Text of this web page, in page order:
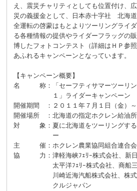
え、震災チャリティとしても位置付け、
災の義援金として、日本赤十字社 北海
全運転の啓蒙はもとよりツーリングライ
る各種情報の提供やライダーフラッグの
博したフォトコンテスト（詳細はＨＰ参
あふれるキャンペーンとなっています。
【キャンペーン概要】
名 称 ：
「セーフティサマーツーリ
１」ライダーキャンペーン
開催期間
： ２０１１年７月１日（金）
開催場所
：北海道の指定ホクレン給油
対 象 ： 夏に北海道をツーリングす
ー
主 催 ： ホクレン農業協同組合連合会
協 力 ：津軽海峡ﾌｪﾘｰ株式会社、新
太平洋ﾌｪﾘｰ株式会社、商船
川崎近海汽船株式会社、株
クルジャパン